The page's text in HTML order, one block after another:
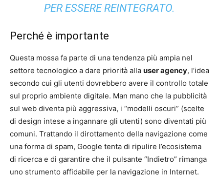
PER ESSERE REINTEGRATO.
Perché è importante
Questa mossa fa parte di una tendenza più ampia nel
settore tecnologico a dare priorità alla user agency, l’idea
secondo cui gli utenti dovrebbero avere il controllo totale
sul proprio ambiente digitale. Man mano che la pubblicità
sul web diventa più aggressiva, i “modelli oscuri” (scelte
di design intese a ingannare gli utenti) sono diventati più
comuni. Trattando il dirottamento della navigazione come
una forma di spam, Google tenta di ripulire l’ecosistema
di ricerca e di garantire che il pulsante “Indietro” rimanga
uno strumento affidabile per la navigazione in Internet.